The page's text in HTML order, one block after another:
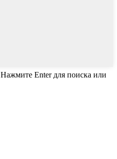
Нажмите Enter для поиска или